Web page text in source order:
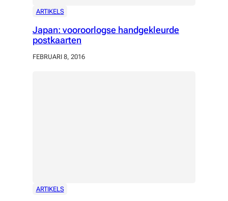
ARTIKELS
Japan: vooroorlogse handgekleurde
postkaarten
FEBRUARI 8, 2016
ARTIKELS